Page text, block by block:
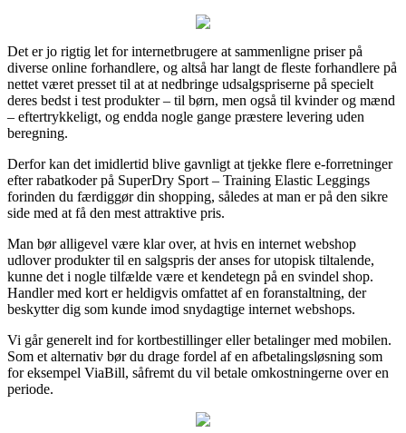
Det er jo rigtig let for internetbrugere at sammenligne priser på
diverse online forhandlere, og altså har langt de fleste forhandlere på
nettet været presset til at at nedbringe udsalgspriserne på specielt
deres bedst i test produkter – til børn, men også til kvinder og mænd
– eftertrykkeligt, og endda nogle gange præstere levering uden
beregning.
Derfor kan det imidlertid blive gavnligt at tjekke flere e-forretninger
efter rabatkoder på SuperDry Sport – Training Elastic Leggings
forinden du færdiggør din shopping, således at man er på den sikre
side med at få den mest attraktive pris.
Man bør alligevel være klar over, at hvis en internet webshop
udlover produkter til en salgspris der anses for utopisk tiltalende,
kunne det i nogle tilfælde være et kendetegn på en svindel shop.
Handler med kort er heldigvis omfattet af en foranstaltning, der
beskytter dig som kunde imod snydagtige internet webshops.
Vi går generelt ind for kortbestillinger eller betalinger med mobilen.
Som et alternativ bør du drage fordel af en afbetalingsløsning som
for eksempel ViaBill, såfremt du vil betale omkostningerne over en
periode.